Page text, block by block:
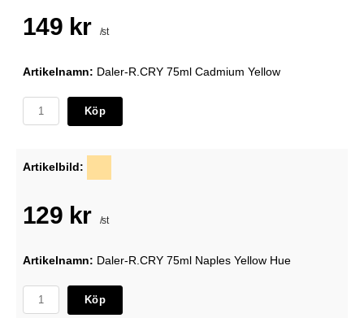
149 kr /st
Artikelnamn: Daler-R.CRY 75ml Cadmium Yellow
Köp
Artikelbild:
129 kr /st
Artikelnamn: Daler-R.CRY 75ml Naples Yellow Hue
Köp